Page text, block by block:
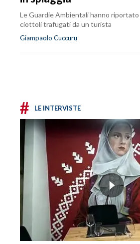
Le Guardie Ambientali hanno
ciottoli trafugati da un turista
Giampaolo Cuccuru
# LE INTERVISTE